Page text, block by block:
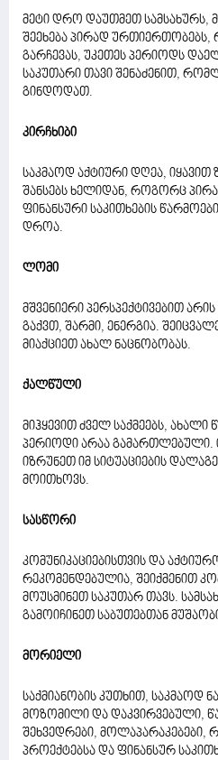
მეტი დრო დაუთმეთ სამსახურს,
შეეხება პირად ურთიერთობებს,
გარჩევას, უკეთეს პერიოდს
საკუთარი თავი შენაძენით,
გინდოდათ.
კირჩხიბი
საკმაოდ აქტიური დღეა, იყავით
შანსებს ხელიდან, როგორც
ფინანსური საკითხების
დროა.
ლომი
მშვენიერი პერსპექტივებით
გაქვთ, შარმი, ენერგია.
მიაქციეთ ახალ ნაცნობობას.
ქალწული
მიჰყევით ძველ საქმეებს, ახალი
პერიოდი არაა გამართლებული.
იზრუნეთ იმ სიტუაციების
მოითხოვს.
სასწორი
კომუნიკაციებისთვის და
რეკომენდებულია, შეიქმენით
მოუსმინეთ საკუთარ თავს.
გამოიჩინეთ საბუთებთან
მორიელი
საქმიანობის კუთხით, საკმაოდ
მოზომილი და დაკვირვებული,
შეხვედრები, მოლაპარაკებები,
პროექტებსა და ფინანსურ